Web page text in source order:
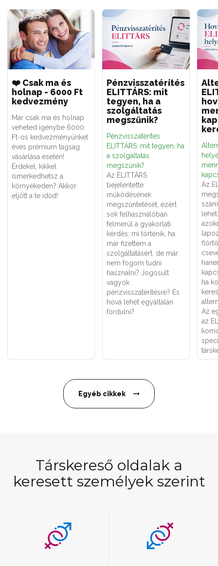
❤️ Csak ma és
holnap - 6000 Ft
kedvezmény
Már csak ma és holnap
veheted igénybe 6000
Ft-os kedvezményünket
éves prémium tagság
vásárlása esetén!
Érdekel, kikkel
ismerkedhetsz a
környékeden? Akkor
eljött a te időd!
Pénzvisszatérítés
ELITTÁRS: mit
tegyen, ha a
szolgáltatás
megszűnik?
Pénzvisszatérítés
ELITTÁRS: mit tegyen, ha
a szolgáltatás
megszűnik?
Az ELITTÁRS
bejelentette
működésének
megszüntetését, ezért
sok felhasználóban
felmerül a gyakorlati
kérdés: mi történik, ha
már fizettem a
szolgáltatásért, de már
nem fogom tudni
használni? Jogosult
vagyok
pénzvisszatérítésre? És
hová lehet egyáltalán
fordulni?
Az
ha
Az
az
Egyéb cikkek
Társkereső oldalak a
keresett személyek szerint